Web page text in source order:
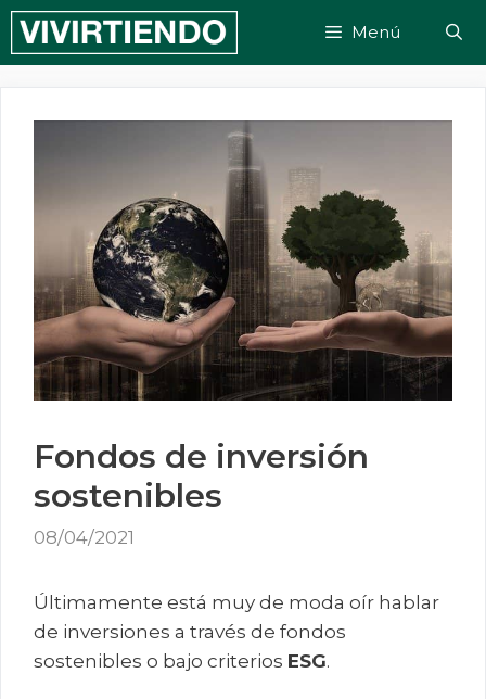
Saltar
contenido
Menú
Fondos de inversión
sostenibles
08/04/2021
Últimamente está muy de moda oír hablar
de inversiones a través de fondos
sostenibles o bajo criterios ESG.